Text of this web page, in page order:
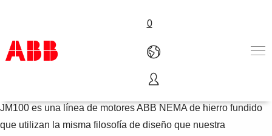
0
Products & Solutions
Industries
Services
JM100 es una línea de motores ABB NEMA de hierro fundido
que utilizan la misma filosofía de diseño que nuestra